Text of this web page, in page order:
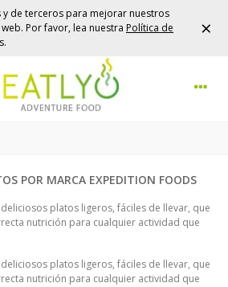
de terceros para mejorar nuestros
Por favor, lea nuestra Política de
×
POR MARCA EXPEDITION FOODS
platos ligeros, fáciles de llevar, que
nutrición para cualquier actividad que
platos ligeros, fáciles de llevar, que
nutrición para cualquier actividad que